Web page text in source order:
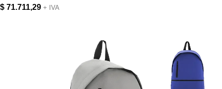
$ 71.711,29 + IVA